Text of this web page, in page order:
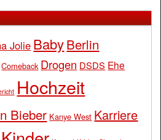
Jolie BabyBerlin
Comeback Drogen DSDS Ehe
Hochzeit
Bieber Kanye West Karriere